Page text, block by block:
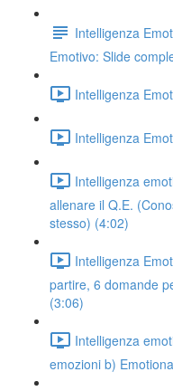
Intelligenza
Emotivo: Slide
Intelligenza
Intelligenza
Intelligenza
allenare il Q.E.
stesso) (4:02)
Intelligenza
partire, 6 domande
(3:06)
Intelligenza
emozioni b)